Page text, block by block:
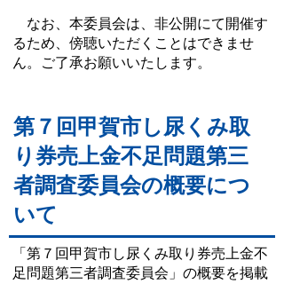
なお、本委員会は、非公開にて開催す
るため、傍聴いただくことはできませ
ん。ご了承お願いいたします。
第７回甲賀市し尿くみ取
り券売上金不足問題第三
者調査委員会の概要につ
いて
「第７回甲賀市し尿くみ取り券売上金不
足問題第三者調査委員会」の概要を掲載